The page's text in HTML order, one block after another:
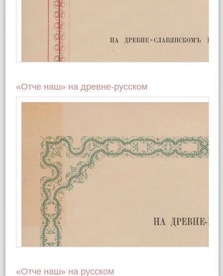
Basic panel example
Basic panel example
«Отче наш» на древне-русском
«Отче наш» на русском